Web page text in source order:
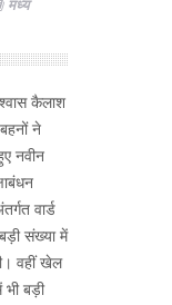
मध्य
कैलाश
ने
नवीन
वार्ड
संख्या में
वहीं खेल
बड़ी